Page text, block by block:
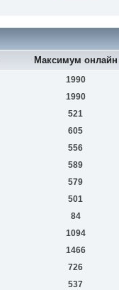
Максимум онлайн
1990
1990
521
605
556
589
579
501
84
1094
1466
726
537